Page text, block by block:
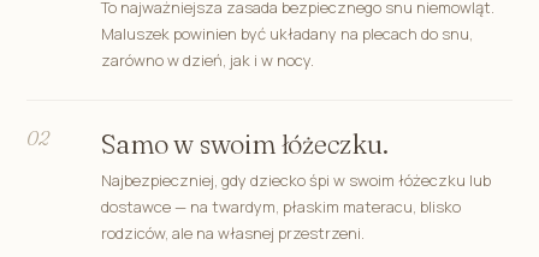
To najważniejsza zasada bezpiecznego snu niemowląt.
Maluszek powinien być układany na plecach do snu,
zarówno w dzień, jak i w nocy.
02 Samo w swoim łóżeczku.
Najbezpieczniej, gdy dziecko śpi w swoim łóżeczku lub
dostawce — na twardym, płaskim materacu, blisko
rodziców, ale na własnej przestrzeni.